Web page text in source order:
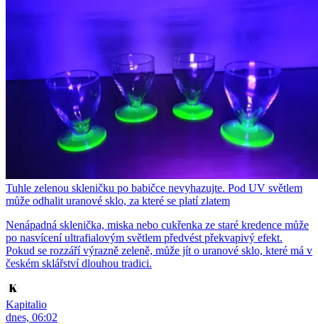
Tuhle zelenou skleničku po babičce nevyhazujte. Pod UV světlem
může odhalit uranové sklo, za které se platí zlatem
Nenápadná sklenička, miska nebo cukřenka ze staré kredence může
po nasvícení ultrafialovým světlem předvést překvapivý efekt.
Pokud se rozzáří výrazně zeleně, může jít o uranové sklo, které má v
českém sklářství dlouhou tradici.
Kapitalio
dnes, 06:02